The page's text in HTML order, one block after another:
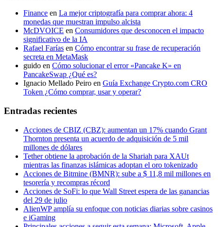
Finance en La mejor criptografía para comprar ahora: 4
monedas que muestran impulso alcista
McDVOICE en Consumidores que desconocen el impacto
significativo de la IA
Rafael Farías en Cómo encontrar su frase de recuperación
secreta en MetaMask
guido en Cómo solucionar el error «Pancake K» en
PancakeSwap ¿Qué es?
Ignacio Mellado Peiro en Guía Exchange Crypto.com CRO
Token ¿Cómo comprar, usar y operar?
Entradas recientes
Acciones de CBIZ (CBZ): aumentan un 17% cuando Grant
Thornton presenta un acuerdo de adquisición de 5 mil
millones de dólares
Tether obtiene la aprobación de la Shariah para XAUt
mientras las finanzas islámicas adoptan el oro tokenizado
Acciones de Bitmine (BMNR): sube a $ 11,8 mil millones en
tesorería y recompras récord
Acciones de SoFi: lo que Wall Street espera de las ganancias
del 29 de julio
AlienWP amplía su enfoque con noticias diarias sobre casinos
e iGaming